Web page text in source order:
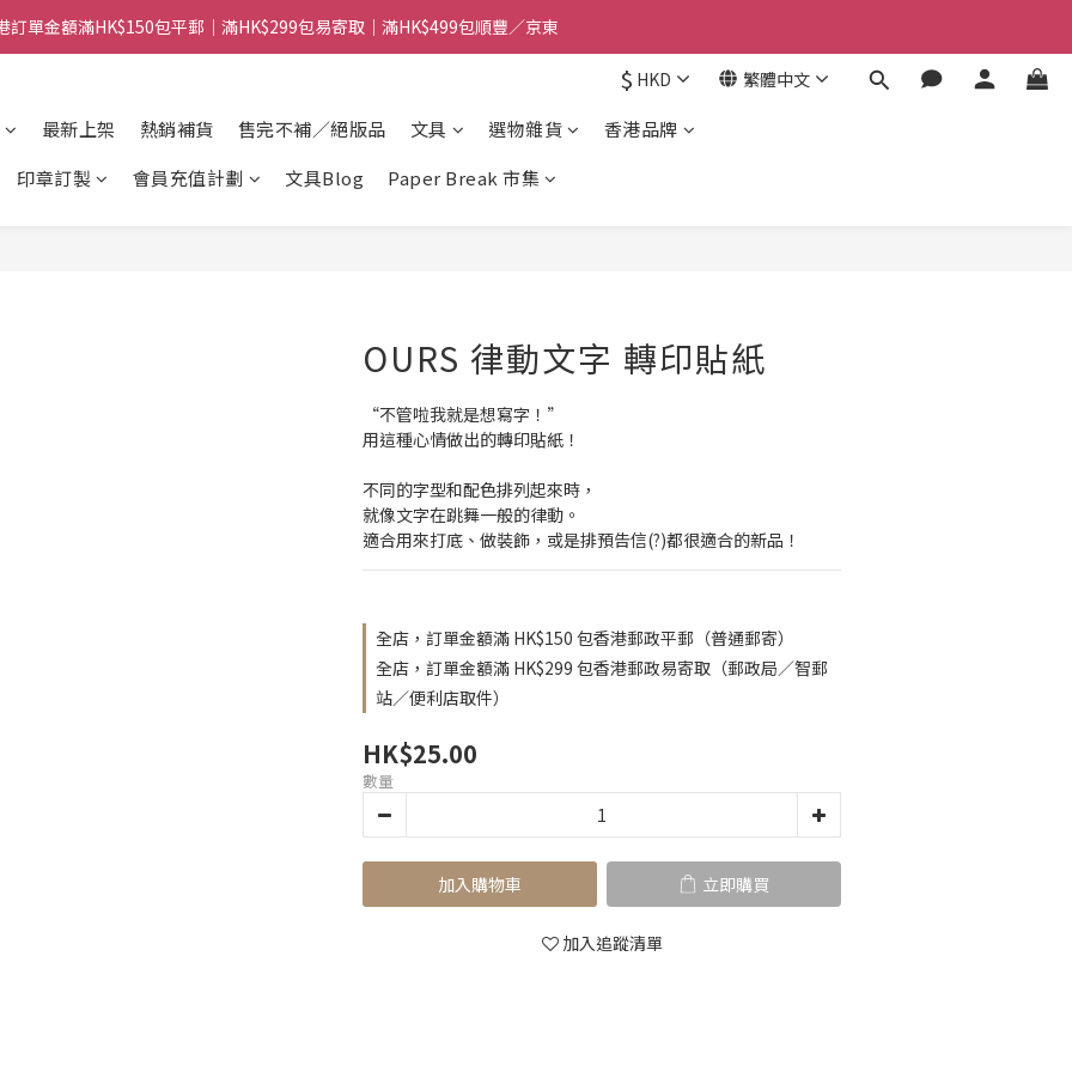
訂單金額滿HK$150包平郵｜滿HK$299包易寄取｜滿HK$499包順豐／京東
【網店限定！】指定清貨商品每消費HK$100即享購物金HK$50回贈 👈
$ HKD 繁體中文
最新上架 熱銷補貨 售完不補／絕版品 文具 選物雜貨
香港品牌
印章訂製
會員充值計劃 文具Blog Paper Break 市集
OURS 律動文字 轉印貼紙
“不管啦我就是想寫字！”
用這種心情做出的轉印貼紙！
不同的字型和配色排列起來時，
就像文字在跳舞一般的律動。
適合用來打底、做裝飾，或是排預告信(?)都很適合的新品！
全店，訂單金額滿 HK$150 包香港郵政平郵（普通郵寄）
全店，訂單金額滿 HK$299 包香港郵政易寄取（郵政局／智郵
站／便利店取件）
HK$25.00
數量
加入購物車 立即購買
加入追蹤清單